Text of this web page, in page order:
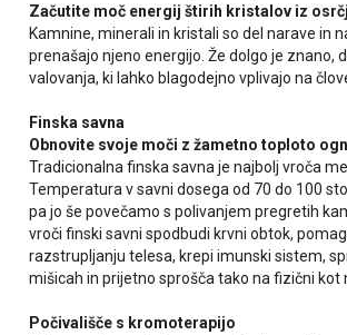
Začutite moč energij štirih kristalov iz
Kamnine, minerali in kristali so del narave in
prenašajo njeno energijo. Že dolgo je znano,
valovanja, ki lahko blagodejno vplivajo na
Finska savna
Obnovite svoje moči z žametno toploto
Tradicionalna finska savna je najbolj vroča
Temperatura v savni dosega od 70 do 100
pa jo še povečamo s polivanjem pregretih
vroči finski savni spodbudi krvni obtok,
razstrupljanju telesa, krepi imunski sistem,
mišicah in prijetno sprošča tako na fizični kot
Počivališče s kromoterapijo